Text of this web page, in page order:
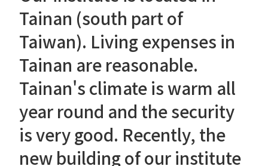
Tainan (south part of
Taiwan). Living expenses in
Tainan are reasonable.
Tainan's climate is warm all
year round and the security
is very good. Recently, the
new building of our institute